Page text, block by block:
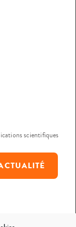
scientifiques